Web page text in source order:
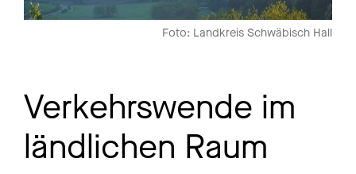
Foto: Landkreis Schwäbisch Hall
Verkehrswende im
ländlichen Raum